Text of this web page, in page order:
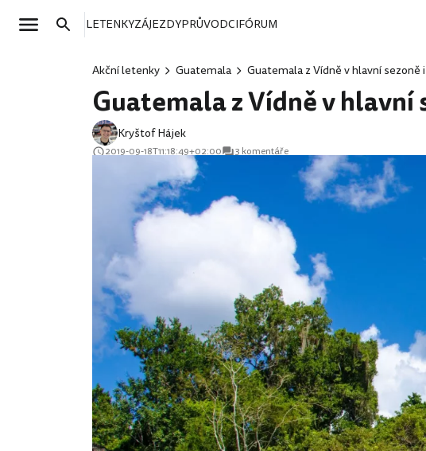
LETENKYZÁJEZDYPRŮVODCIFÓRUM
Akční letenky Guatemala Guatemala z Vídně v hlavní sezoně
Guatemala z Vídně v hlavní
Kryštof Hájek
2019-09-18T11:18:49+02:00 3 komentáře